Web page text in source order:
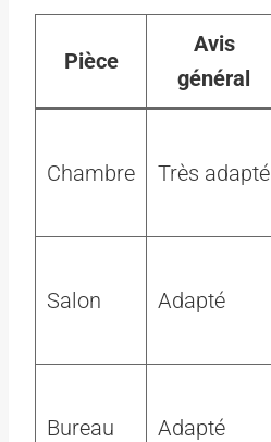
Pièce
Avis
général
Chambre Très adapté
Salon Adapté
Bureau Adapté